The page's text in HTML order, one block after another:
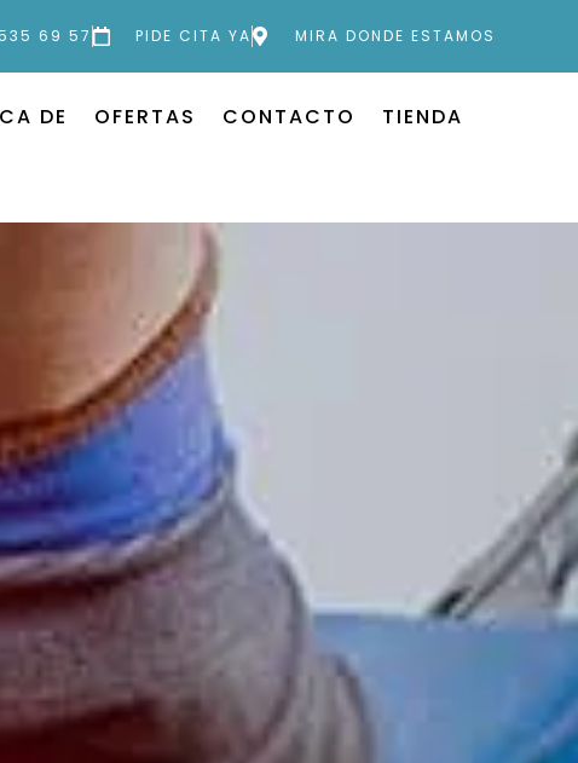
535 69 57 PIDE CITA YA MIRA DONDE ESTAMOS
DE OFERTAS CONTACTO TIENDA